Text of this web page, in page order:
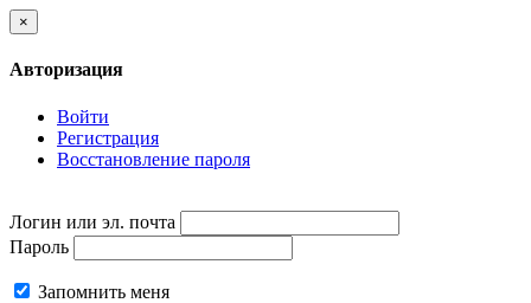
×
Авторизация
Войти
Регистрация
Восстановление пароля
Логин или эл. почта
Пароль
Запомнить меня